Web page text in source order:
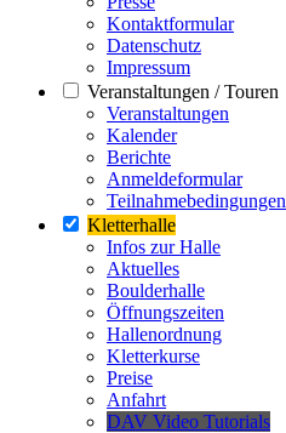
Kontaktformular
Datenschutz
Impressum
Veranstaltungen / Touren
Veranstaltungen
Kalender
Berichte
Anmeldeformular
Teilnahmebedingungen
Kletterhalle
Infos zur Halle
Aktuelles
Boulderhalle
Öffnungszeiten
Hallenordnung
Kletterkurse
Preise
Anfahrt
DAV Video Tutorials